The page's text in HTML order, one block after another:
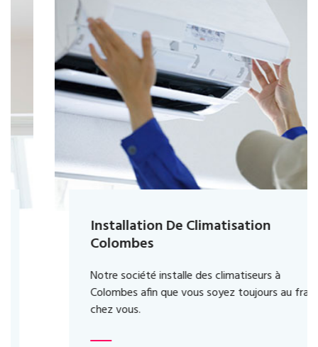
Installation De Climatisation
Colombes
Notre société installe des climatiseurs à
Colombes afin que vous soyez toujours au frais
chez vous.